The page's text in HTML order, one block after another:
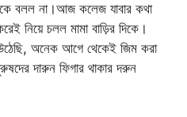
বলল না।আজ কলেজ যাবার কথা
নিয়ে চলল মামা বাড়ির দিকে।
অনেক আগে থেকেই জিম করা
দারুন ফিগার থাকার দরুন